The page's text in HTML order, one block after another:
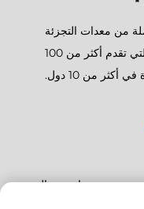
من معدات التجزئة
واللوجستيات من سوتشو يواندا، التي تقدم أكثر من 100
من 10 دول.